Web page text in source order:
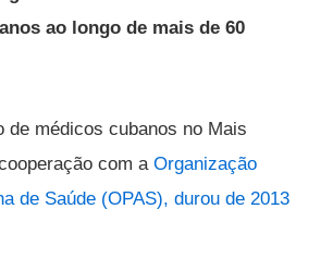
ao longo de mais de 60
de médicos cubanos no Mais
com a Organização
de Saúde (OPAS), durou de 2013